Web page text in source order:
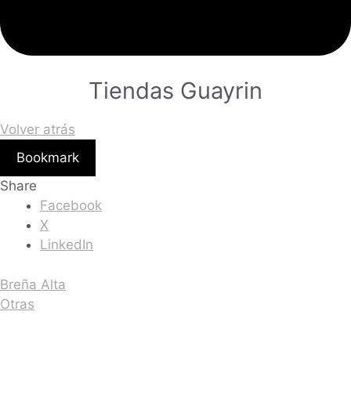
Tiendas Guayrin
Volver atrás
Bookmark
Share
Facebook
X
LinkedIn
Breña Alta
Otras